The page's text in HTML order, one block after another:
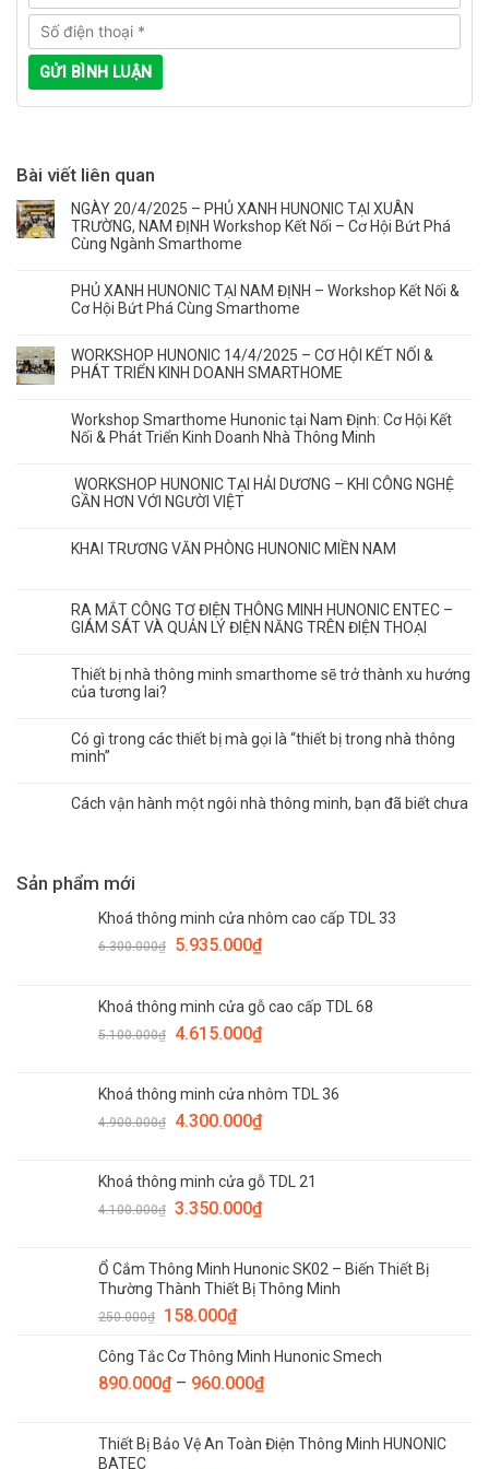
Bài viết liên quan
NGÀY 20/4/2025 – PHỦ XANH HUNONIC TẠI XUÂN
TRƯỜNG, NAM ĐỊNH Workshop Kết Nối – Cơ Hội Bứt Phá
Cùng Ngành Smarthome
PHỦ XANH HUNONIC TẠI NAM ĐỊNH – Workshop Kết Nối &
Cơ Hội Bứt Phá Cùng Smarthome
WORKSHOP HUNONIC 14/4/2025 – CƠ HỘI KẾT NỐI &
PHÁT TRIỂN KINH DOANH SMARTHOME
Workshop Smarthome Hunonic tại Nam Định: Cơ Hội Kết
Nối & Phát Triển Kinh Doanh Nhà Thông Minh
WORKSHOP HUNONIC TẠI HẢI DƯƠNG – KHI CÔNG NGHỆ
GẦN HƠN VỚI NGƯỜI VIỆT
KHAI TRƯƠNG VĂN PHÒNG HUNONIC MIỀN NAM
RA MẮT CÔNG TƠ ĐIỆN THÔNG MINH HUNONIC ENTEC –
GIÁM SÁT VÀ QUẢN LÝ ĐIỆN NĂNG TRÊN ĐIỆN THOẠI
Thiết bị nhà thông minh smarthome sẽ trở thành xu hướng
của tương lai?
Có gì trong các thiết bị mà gọi là “thiết bị trong nhà thông
minh”
Cách vận hành một ngôi nhà thông minh, bạn đã biết chưa
Sản phẩm mới
Khoá thông minh cửa nhôm cao cấp TDL 33
6.300.000₫
Giá
6.300.000₫.
5.935.000₫Giá
là:
5.935.000₫.
Khoá thông minh cửa gỗ cao cấp TDL 68
5.100.000₫
Giá
5.100.000₫.
4.615.000₫Giá
là:
4.615.000₫.
Khoá thông minh cửa nhôm TDL 36
4.900.000₫
Giá
4.900.000₫.
4.300.000₫Giá
là:
4.300.000₫.
Khoá thông minh cửa gỗ TDL 21
4.100.000₫ Giá
4.100.000₫.
3.350.000₫Giá
là:
3.350.000₫.
Ổ Cắm Thông Minh Hunonic SK02 – Biến Thiết Bị
Thường Thành Thiết Bị Thông Minh
250.000₫
Giá
là:
250.000₫.
158.000₫Giá
tại
là:
Công Tắc Cơ Thông Minh Hunonic Smech
890.000₫– 960.000₫
Thiết Bị Bảo Vệ An Toàn Điện Thông Minh HUNONIC
BATEC